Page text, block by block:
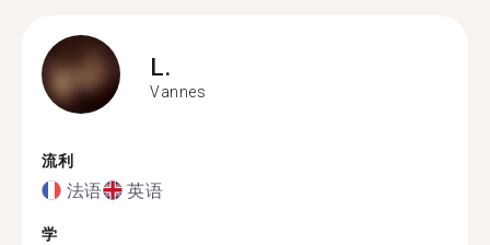
L.
Vannes
流利
法语 英语
学